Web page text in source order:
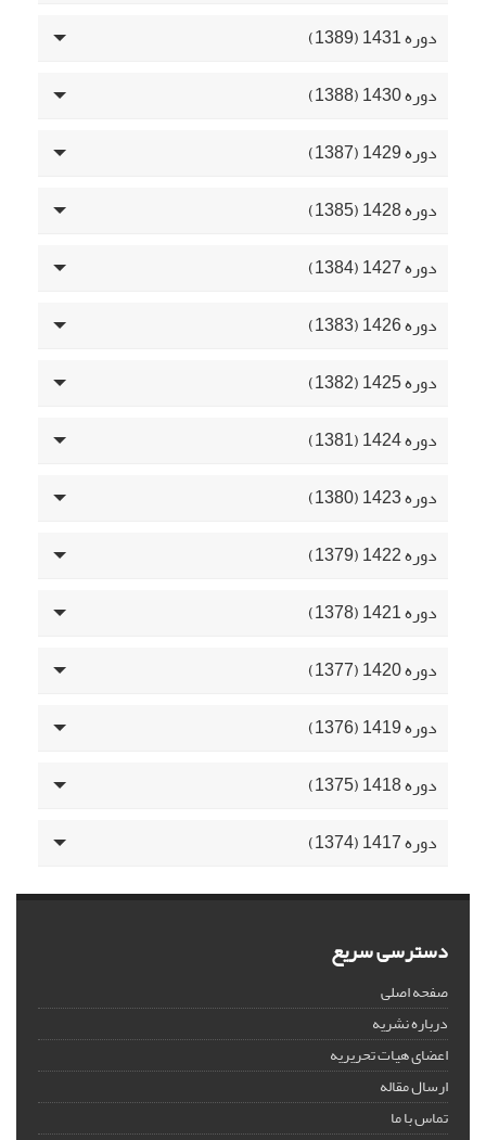
دوره 1431 (1389)
دوره 1430 (1388)
دوره 1429 (1387)
دوره 1428 (1385)
دوره 1427 (1384)
دوره 1426 (1383)
دوره 1425 (1382)
دوره 1424 (1381)
دوره 1423 (1380)
دوره 1422 (1379)
دوره 1421 (1378)
دوره 1420 (1377)
دوره 1419 (1376)
دوره 1418 (1375)
دوره 1417 (1374)
دسترسی سریع
صفحه اصلی
درباره نشریه
اعضای هیات تحریریه
ارسال مقاله
تماس با ما